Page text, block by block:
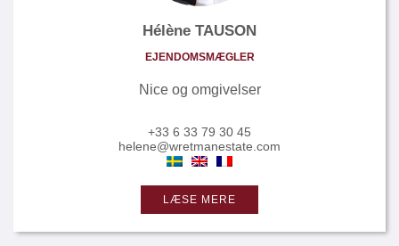
Hélène TAUSON
EJENDOMSMÆGLER
Nice og omgivelser
+33 6 33 79 30 45
helene@wretmanestate.com
LÆSE MERE